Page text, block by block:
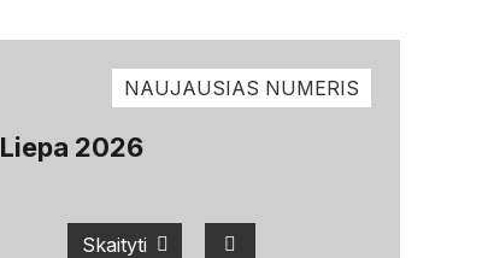
NAUJAUSIAS NUMERIS
Liepa 2026
Skaityti